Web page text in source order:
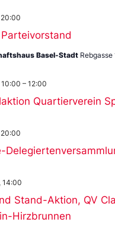
20:00
Basel-Stadt Rebgasse
Quartierverein
10:00 – 12:00
20:00
Stand-Aktion, QV
Hirzbrunnen
14:00